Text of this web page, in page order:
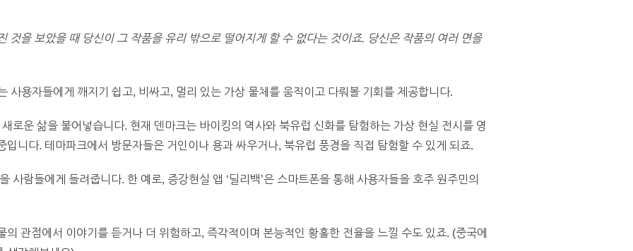
것을보았을 때 당신이 그 작품을유리 밖으로 떨어지게 할수 없다는 것이죠. 당신은 작품의 여러 면을
사용자들에게 깨지기 쉽고, 비싸고, 멀리 있는 가상 물체를 움직이고 다뤄볼 기회를 제공합니다.
로운 삶을 불어넣습니다. 현재 덴마크는 바이킹의 역사와 북유럽 신화를 탐험하는 가상 현실 전시를 영
입니다. 테마파크에서 방문자들은 거인이나 용과 싸우거나, 북유럽 풍경을 직접 탐험할 수 있게 되죠.
사람들에게 들려줍니다. 한 예로, 증강현실 앱 ‘딜리백’은 스마트폰을 통해 사용자들을 호주 원주민의
관점에서 이야기를 듣거나 더 위험하고, 즉각적이며 본능적인 황홀한 전율을 느낄 수도 있죠. (중국에